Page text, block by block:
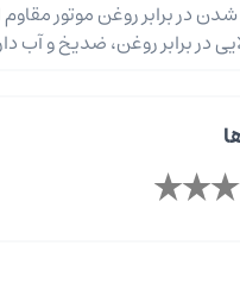
در برابر روغن موتور
در برابر روغن، ضدیخ و آب